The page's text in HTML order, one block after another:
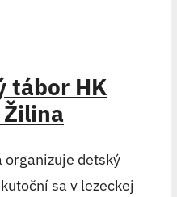
tábor HK
Žilina
organizuje detský
sa v lezeckej